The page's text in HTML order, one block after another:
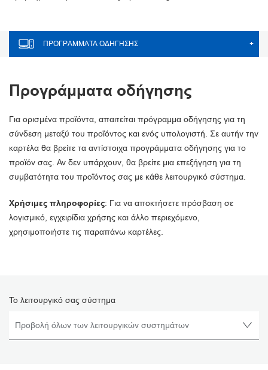
ΠΡΟΓΡΆΜΜΑΤΑ ΟΔΉΓΗΣΗΣ +
Προγράμματα οδήγησης
Για ορισμένα προϊόντα, απαιτείται πρόγραμμα οδήγησης για τη
σύνδεση μεταξύ του προϊόντος και ενός υπολογιστή. Σε αυτήν την
καρτέλα θα βρείτε τα αντίστοιχα προγράμματα οδήγησης για το
προϊόν σας. Αν δεν υπάρχουν, θα βρείτε μια επεξήγηση για τη
συμβατότητα του προϊόντος σας με κάθε λειτουργικό σύστημα.
Χρήσιμες πληροφορίες: Για να αποκτήσετε πρόσβαση σε
λογισμικό, εγχειρίδια χρήσης και άλλο περιεχόμενο,
χρησιμοποιήστε τις παραπάνω καρτέλες.
Το λειτουργικό σας σύστημα